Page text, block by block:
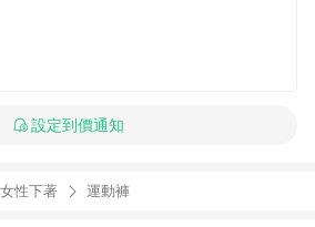
設定到價通知
女性下著 運動褲